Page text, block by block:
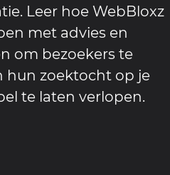
Leer hoe WebBloxz
met advies en
om bezoekers te
hun zoektocht op je
te laten verlopen.